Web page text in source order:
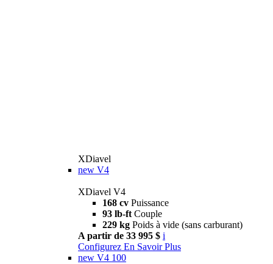
XDiavel
new V4
XDiavel V4
168 cv Puissance
93 lb-ft Couple
229 kg Poids à vide (sans carburant)
A partir de 33 995 $ i
Configurez En Savoir Plus
new V4 100